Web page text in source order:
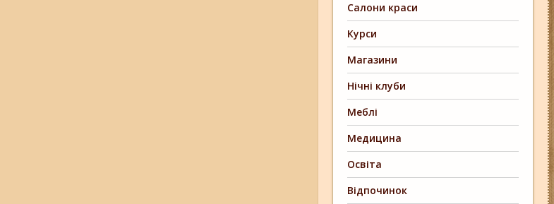
Салони краси
Курси
Магазини
Нічні клуби
Меблі
Медицина
Освіта
Відпочинок